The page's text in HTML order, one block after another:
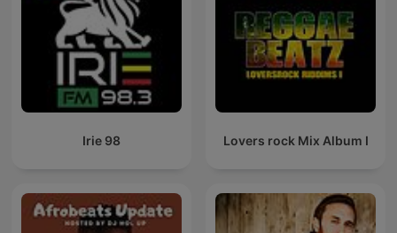
Irie 98 Lovers rock Mix Album I